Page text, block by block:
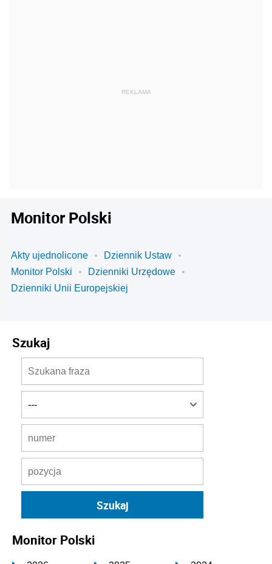
Monitor Polski
Akty ujednolicone
Dziennik Ustaw
Monitor Polski
Dzienniki Urzędowe
Dzienniki Unii Europejskiej
Szukaj
Monitor Polski